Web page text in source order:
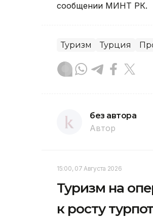
сообщении МИНТ РК.
Туризм Турция
без автора
Автор
15:00, 07 Августа 2026
Туризм на
к росту